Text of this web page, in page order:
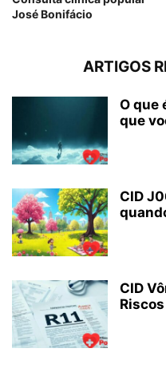
José Bonifácio
ARTIGOS
O que
que
CID
CID